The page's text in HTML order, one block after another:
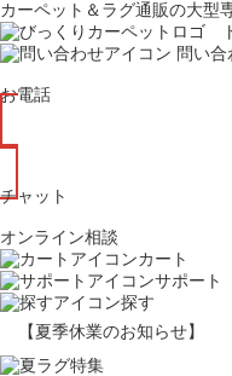
カーペット＆ラグ通販の大型
問い合
お電話
チャット
オンライン相談
カート
サポート
探す
【夏季休業のお知らせ】